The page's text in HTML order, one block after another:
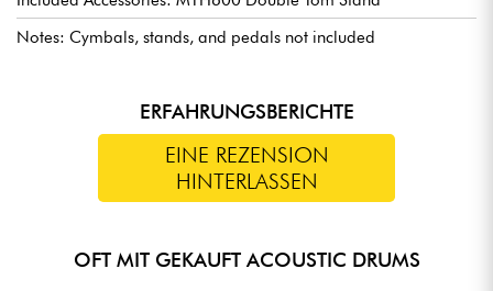
Notes: Cymbals, stands, and pedals not included
ERFAHRUNGSBERICHTE
EINE REZENSION
HINTERLASSEN
OFT MIT GEKAUFT ACOUSTIC DRUMS